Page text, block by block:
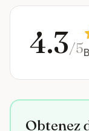
4.3/5
Obtenez